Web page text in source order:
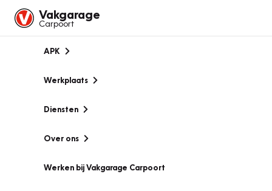
Vakgarage
Carpoort
APK
Werkplaats
Diensten
Over ons
Werken bij Vakgarage Carpoort